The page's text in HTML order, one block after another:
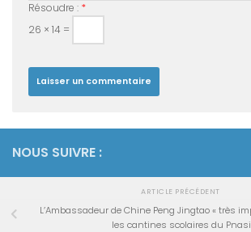
Résoudre : *
26 × 14 =
NOUS SUIVRE :
ARTICLE PRÉCÉDENT
L’Ambassadeur de Chine Peng Jingtao « très
les cantines scolaires du Pnasi